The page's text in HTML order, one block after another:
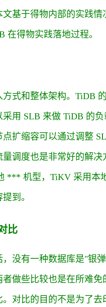
基于得物内部的实践
在得物实践落地过程。
式和整体架构。TiDB
用 SLB 来做 TiDB 的
扩缩容可以通过调整
量调度也是非常好的解
*** 机型，TiKV 采用
到。
比
，没有一种数据库是"银
做些比较也是在所难
对比的目的不是为了